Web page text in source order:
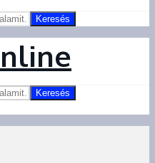
Keresés
Keresés